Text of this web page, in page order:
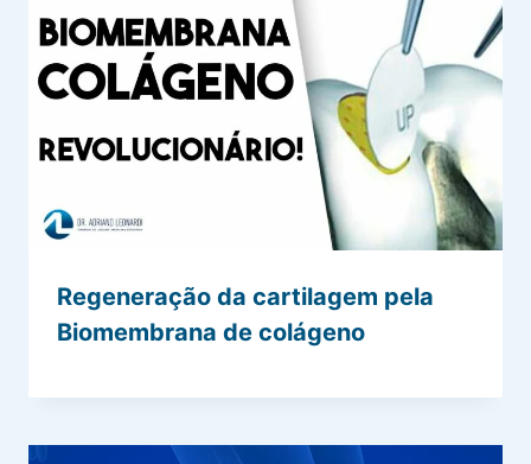
Regeneração da cartilagem pela
Biomembrana de colágeno